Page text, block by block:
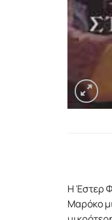
Η Έστερ
Μαρόκο